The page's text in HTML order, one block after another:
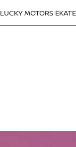
LUCKY MOTORS